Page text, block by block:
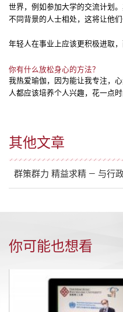
其他文章
群策群力 精益求精 — 与行
世界，例如参加大学的交流计划
不同背景的人士相处，这将让他们
年轻人在事业上应该更积极进取，
你有什么放松身心的方法？
我热爱瑜伽，因为能让我专注，
人都应该培养个人兴趣，花一点
你可能也想看